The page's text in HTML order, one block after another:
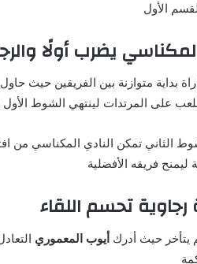
الأول
يضرب أولًا
بداية متوازنة بين الفريقين حيث
على المرتدات لينتهي الشوط
الثاني تمكن النادي المكناسي من
ليمنح فريقه الأفضلية
رجاوية تحسم اللقاء
يتأخر حيث أدرك أيوب المعموري